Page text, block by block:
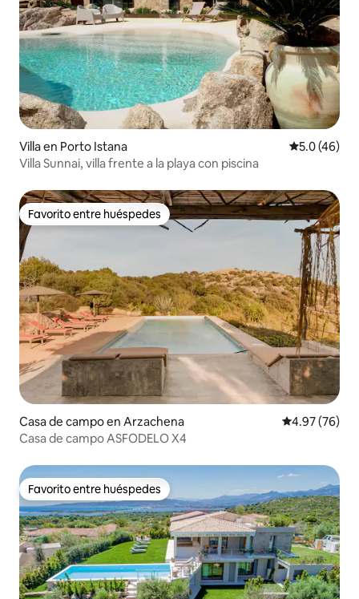
Villa en Porto Istana Calificación
5.0 (46)
Villa Sunnai, villa frente a la playa con piscina
Favorito entre huéspedes
Favorito entre huéspedes
Casa de campo en Arzachena Calificación
4.97 (76)
Casa de campo ASFODELO X4
Favorito entre huéspedes
Favorito entre huéspedes